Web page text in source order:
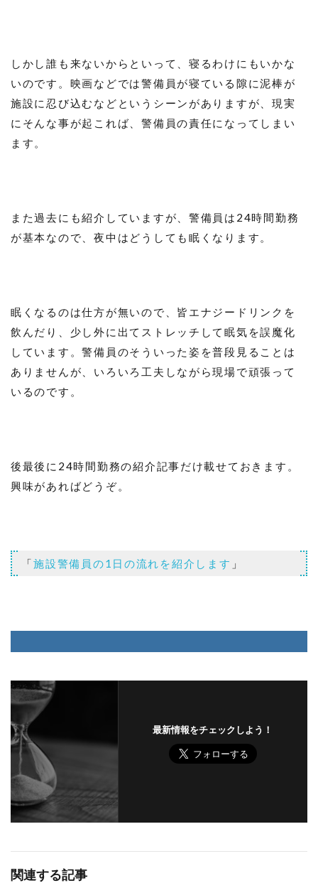
しかし誰も来ないからといって、寝るわけにもいかな
いのです。映画などでは警備員が寝ている隙に泥棒が
施設に忍び込むなどというシーンがありますが、現実
にそんな事が起これば、警備員の責任になってしまい
ます。
また過去にも紹介していますが、警備員は24時間勤務
が基本なので、夜中はどうしても眠くなります。
眠くなるのは仕方が無いので、皆エナジードリンクを
飲んだり、少し外に出てストレッチして眠気を誤魔化
しています。警備員のそういった姿を普段見ることは
ありませんが、いろいろ工夫しながら現場で頑張って
いるのです。
後最後に24時間勤務の紹介記事だけ載せておきます。
興味があればどうぞ。
「施設警備員の1日の流れを紹介します 」
最新情報をチェックしよう！
関連する記事